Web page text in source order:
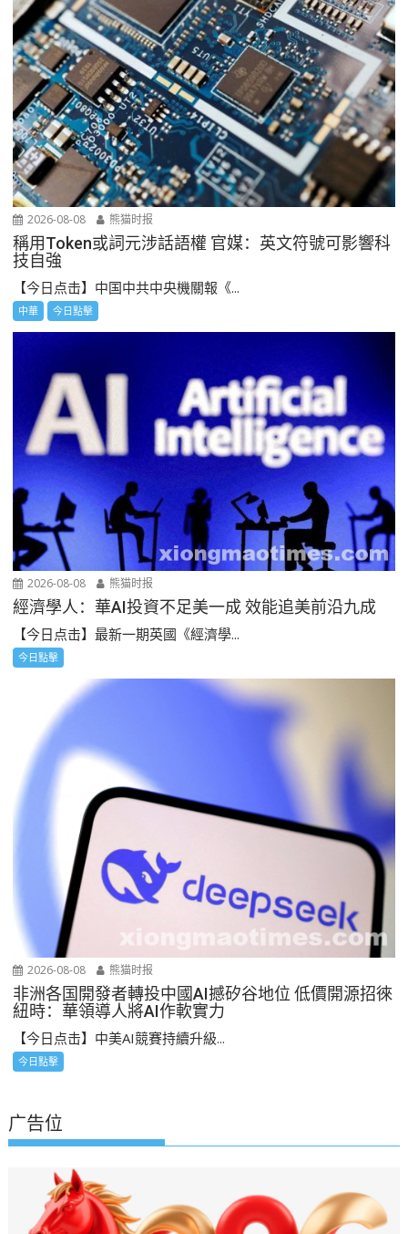
2026-08-08 熊猫时报
稱用Token或詞元涉話語權 官媒：英文符號可影響科
技自強
【今日点击】中国中共中央機關報《...
中華 今日點擊
2026-08-08 熊猫时报
經濟學人：華AI投資不足美一成 效能追美前沿九成
【今日点击】最新一期英國《經濟學...
今日點擊
2026-08-08 熊猫时报
非洲各国開發者轉投中國AI撼矽谷地位 低價開源招徠
紐時：華領導人將AI作軟實力
【今日点击】中美AI競賽持續升級...
今日點擊
广告位